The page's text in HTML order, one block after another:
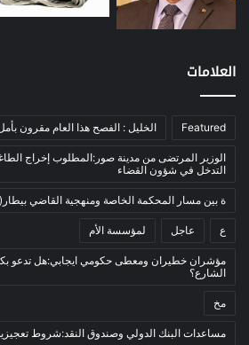
اتصالات
الرئيسية
العالم العربي
المحكمة الخاصة
بيئة
أدب وشعر
إعلام
بروفايل
العلامات
Featured الخليل : الفصح هذا العام مقرون
الوزير المرتضى من مدينة صور:المطلوب إخراج
التدخل في شؤون القضاء
ة بين مسار المحكمة الخاصة ومنهجية القاضي
ع عاجل لمؤسسة الأم
مؤشران خطيران ومعطى حكومي ايجابي:هل تدعو
الشارع؟
مخ
مساعدات البنك الدولي وصندوق النقد:شروط